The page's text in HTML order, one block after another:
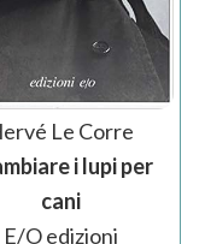
Le Corre
i lupi per
cani
E/O edizioni